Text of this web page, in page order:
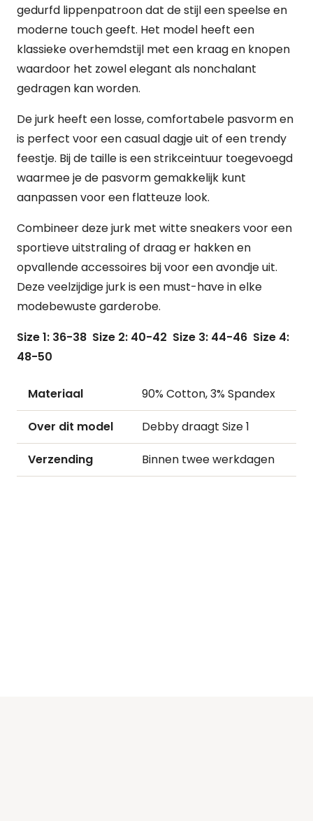
gedurfd lippenpatroon dat de stijl een speelse en
moderne touch geeft. Het model heeft een
klassieke overhemdstijl met een kraag en knopen
waardoor het zowel elegant als nonchalant
gedragen kan worden.
De jurk heeft een losse, comfortabele pasvorm en
is perfect voor een casual dagje uit of een trendy
feestje. Bij de taille is een strikceintuur toegevoegd
waarmee je de pasvorm gemakkelijk kunt
aanpassen voor een flatteuze look.
Combineer deze jurk met witte sneakers voor een
sportieve uitstraling of draag er hakken en
opvallende accessoires bij voor een avondje uit.
Deze veelzijdige jurk is een must-have in elke
modebewuste garderobe.
Size 1: 36-38 Size 2: 40-42 Size 3: 44-46 Size 4:
48-50
Materiaal 90% Cotton, 3% Spandex
Over dit model Debby draagt Size 1
Verzending Binnen twee werkdagen